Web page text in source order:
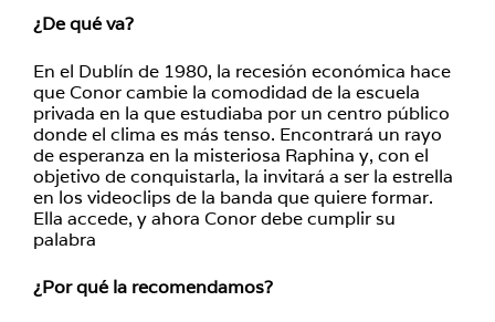
¿De qué va?
En el Dublín de 1980, la recesión económica hace
que Conor cambie la comodidad de la escuela
privada en la que estudiaba por un centro público
donde el clima es más tenso. Encontrará un rayo
de esperanza en la misteriosa Raphina y, con el
objetivo de conquistarla, la invitará a ser la estrella
en los videoclips de la banda que quiere formar.
Ella accede, y ahora Conor debe cumplir su
palabra
¿Por qué la recomendamos?